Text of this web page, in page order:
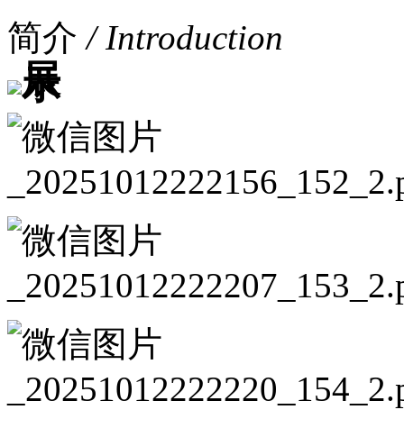
简介 / Introduction